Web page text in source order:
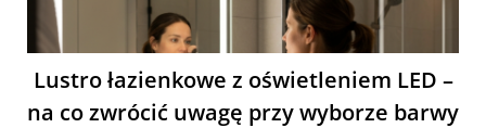
Lustro łazienkowe z oświetleniem LED –
na co zwrócić uwagę przy wyborze barwy